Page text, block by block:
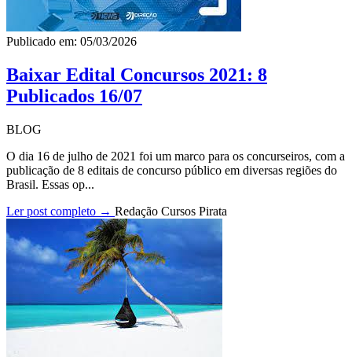
Publicado em: 05/03/2026
Baixar Edital Concursos 2021: 8
Publicados 16/07
BLOG
O dia 16 de julho de 2021 foi um marco para os concurseiros, com a
publicação de 8 editais de concurso público em diversas regiões do
Brasil. Essas op...
Ler post completo → Redação Cursos Pirata